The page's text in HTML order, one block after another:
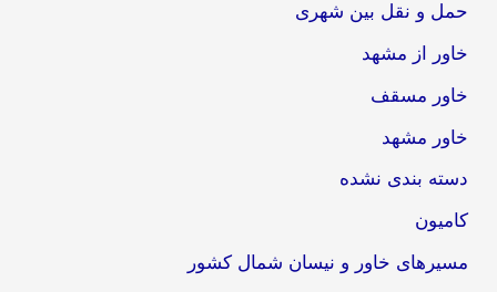
حمل و نقل بین شهری
خاور از مشهد
خاور مسقف
خاور مشهد
دسته بندی نشده
کامیون
مسیرهای خاور و نیسان شمال کشور